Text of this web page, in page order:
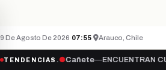
9 De Agosto De 2026·07:55· Arauco, Chile
TENDENCIAS
●Cañete—ENCUENTRAN